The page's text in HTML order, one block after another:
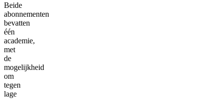
Beide
abonnementen
bevatten
één
academie,
met
de
mogelijkheid
om
tegen
lage